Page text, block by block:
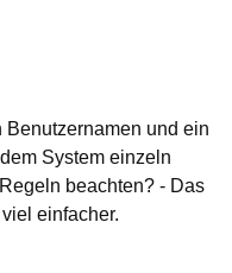
und ein
System einzeln
beachten? - Das
einfacher.